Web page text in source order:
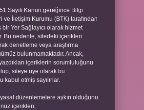
Sayılı Kanun gereğince Bilgi
ve İletişim Kurumu (BTK) tarafından
bir Yer Sağlayıcı olarak hizmet
Bu nedenle, sitedeki içerikleri
denetleme veya araştırma
bulunmamaktadır. Ancak,
içeriklerin sorumluluğunu
siteye üye olarak bu
kabul etmiş sayılırlar.
düzenlemelere aykırı olduğunu
içerikleri,